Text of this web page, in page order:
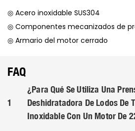
◎ Acero inoxidable SUS304
◎ Componentes mecanizados de
◎ Armario del motor cerrado
FAQ
1
¿Para Qué Se Utiliza Una
Deshidratadora De Lodos De
Inoxidable Con Un Motor De